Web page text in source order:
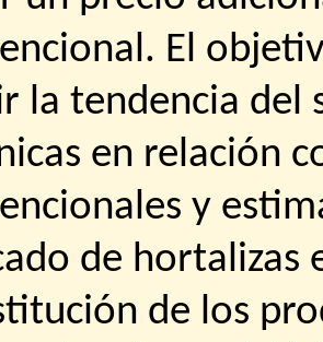
El
la tendencia del
en relación
y
de hortalizas
de los